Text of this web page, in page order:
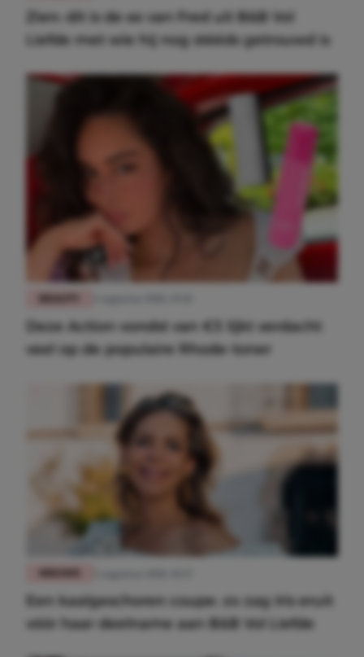
Zien: dít is de ex van Fred uit B&B Vol
Liefde met wie hij nog stééds getrouwd is
BEAUTY
Deze Action-vondst van €3 lijkt verdacht
veel op de populaire Rhode-toner
Een kaalgeschoren coupe: zo zag Iris eruit
vóór haar deelname aan B&B Vol Liefde